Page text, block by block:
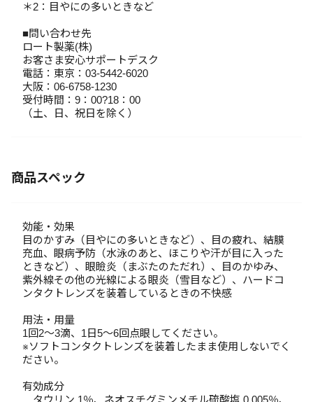
＊2：目やにの多いときなど
■問い合わせ先
ロート製薬(株)
お客さま安心サポートデスク
電話：東京：03-5442-6020
大阪：06-6758-1230
受付時間：9：00?18：00
（土、日、祝日を除く）
商品スペック
効能・効果
目のかすみ（目やにの多いときなど）、目の疲れ、結膜
充血、眼病予防（水泳のあと、ほこりや汗が目に入った
ときなど）、眼瞼炎（まぶたのただれ）、目のかゆみ、
紫外線その他の光線による眼炎（雪目など）、ハードコ
ンタクトレンズを装着しているときの不快感
用法・用量
1回2～3滴、1日5～6回点眼してください。
※ソフトコンタクトレンズを装着したまま使用しないでく
ださい。
有効成分
タウリン 1％、ネオスチグミンメチル硫酸塩 0.005％、